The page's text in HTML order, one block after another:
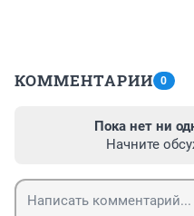
КОММЕНТАРИИ 0
Пока нет ни
Начните